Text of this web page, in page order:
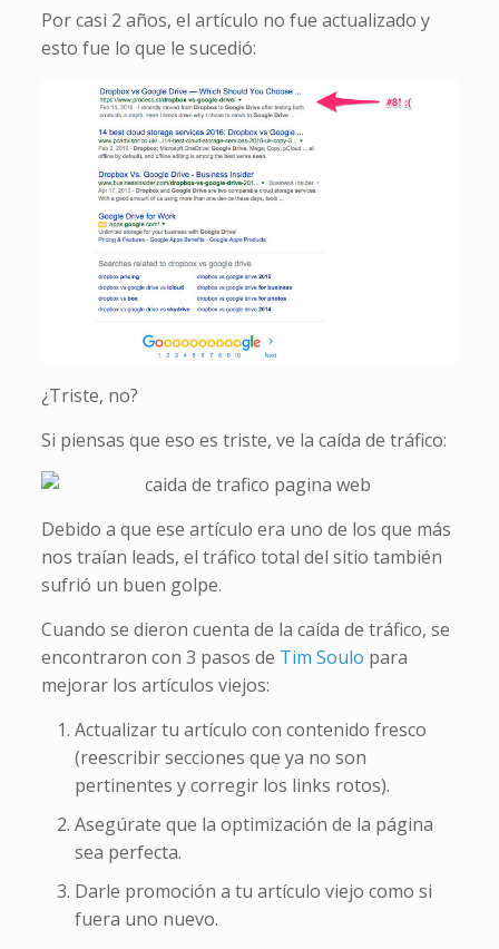
Por casi 2 años, el artículo no fue actualizado y
esto fue lo que le sucedió:
¿Triste, no?
Si piensas que eso es triste, ve la caída de tráfico:
Debido a que ese artículo era uno de los que más
nos traían leads, el tráfico total del sitio también
sufrió un buen golpe.
Cuando se dieron cuenta de la caída de tráfico, se
encontraron con 3 pasos de Tim Soulo para
mejorar los artículos viejos:
Actualizar tu artículo con contenido fresco
(reescribir secciones que ya no son
pertinentes y corregir los links rotos).
Asegúrate que la optimización de la página
sea perfecta.
Darle promoción a tu artículo viejo como si
fuera uno nuevo.